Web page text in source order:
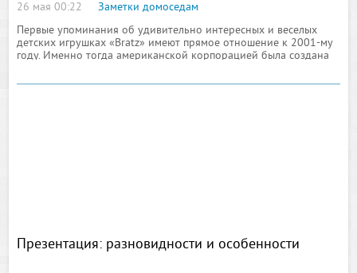
26 мая 00:22
Заметки домоседам
Первые упоминания об удивительно интересных и веселых
детских игрушках «Bratz» имеют прямое отношение к 2001-му
году. Именно тогда американской корпорацией была создана
Презентация: разновидности и особенности